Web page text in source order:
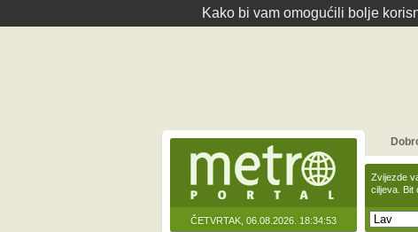
Kako bi vam omogućili bolje
ČETVRTAK, 06.08.2026. 18:34:53
Zvijezde
ciljeva. Bit